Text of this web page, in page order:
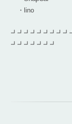
・lino ：
┛┛┛┛┛┛┛